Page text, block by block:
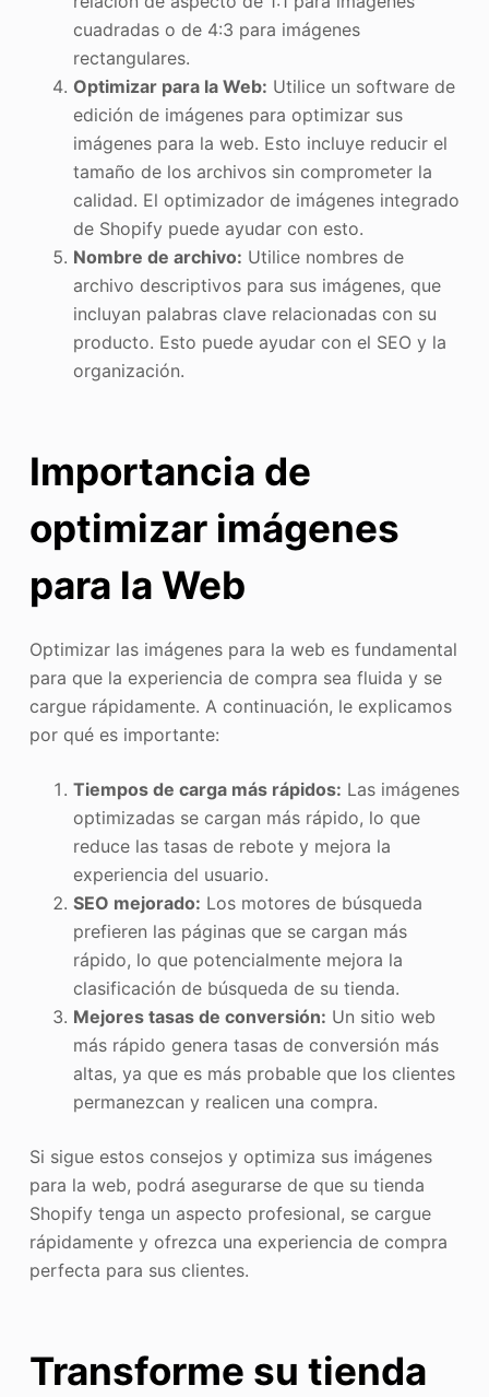
cuadradas o de 4:3 para imágenes
rectangulares.
Optimizar para la Web: Utilice un software de
edición de imágenes para optimizar sus
imágenes para la web. Esto incluye reducir el
tamaño de los archivos sin comprometer la
calidad. El optimizador de imágenes integrado
de Shopify puede ayudar con esto.
Nombre de archivo: Utilice nombres de
archivo descriptivos para sus imágenes, que
incluyan palabras clave relacionadas con su
producto. Esto puede ayudar con el SEO y la
organización.
Importancia de
optimizar imágenes
para la Web
Optimizar las imágenes para la web es fundamental
para que la experiencia de compra sea fluida y se
cargue rápidamente. A continuación, le explicamos
por qué es importante:
Tiempos de carga más rápidos: Las imágenes
optimizadas se cargan más rápido, lo que
reduce las tasas de rebote y mejora la
experiencia del usuario.
SEO mejorado: Los motores de búsqueda
prefieren las páginas que se cargan más
rápido, lo que potencialmente mejora la
clasificación de búsqueda de su tienda.
Mejores tasas de conversión: Un sitio web
más rápido genera tasas de conversión más
altas, ya que es más probable que los clientes
permanezcan y realicen una compra.
Si sigue estos consejos y optimiza sus imágenes
para la web, podrá asegurarse de que su tienda
Shopify tenga un aspecto profesional, se cargue
rápidamente y ofrezca una experiencia de compra
perfecta para sus clientes.
Transforme su tienda